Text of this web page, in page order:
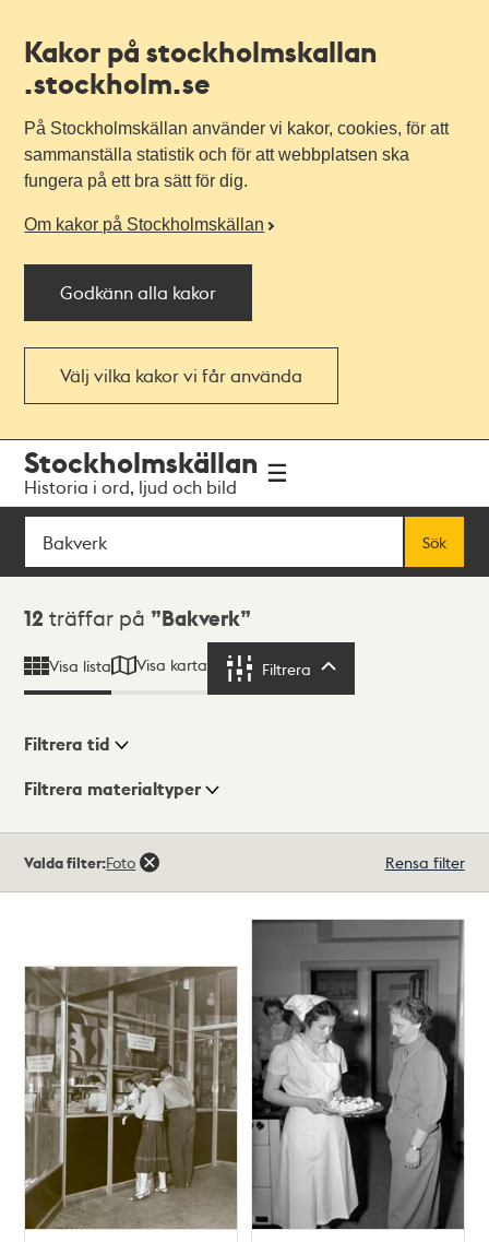
Kakor på stockholmskallan
.stockholm.se
På Stockholmskällan använder vi kakor, cookies, för att
sammanställa statistik och för att webbplatsen ska
fungera på ett bra sätt för dig.
Om kakor på Stockholmskällan
Godkänn alla kakor
Välj vilka kakor vi får använda
navigationen
huvudinnehållet
Stockholmskällan
Historia i ord, ljud och bild
Sök
Sök
Sökresultat
12 träffar på Bakverk
Visa lista Visa karta Filtrera
Visningsläge
Filtrera tid
Filtrera materialtyper
träffar
Valda filter:Foto Rensa filter